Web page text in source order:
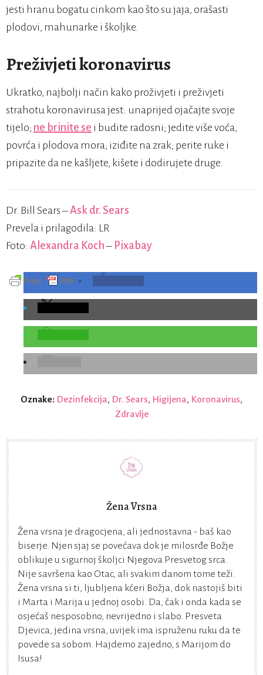
jesti hranu bogatu cinkom kao što su jaja, orašasti
plodovi, mahunarke i školjke.
Preživjeti koronavirus
Ukratko, najbolji način kako proživjeti i preživjeti
strahotu koronavirusa jest: unaprijed ojačajte svoje
tijelo; ne brinite se i budite radosni; jedite više voća,
povrća i plodova mora; iziđite na zrak; perite ruke i
pripazite da ne kašljete, kišete i dodirujete druge.
Dr. Bill Sears –Ask dr. Sears
Prevela i prilagodila: LR
Foto: Alexandra Koch– Pixabay
Oznake: Dezinfekcija, Dr. Sears, Higijena, Koronavirus,
Zdravlje
Žena Vrsna
Žena vrsna je dragocjena, ali jednostavna - baš kao
biserje. Njen sjaj se povećava dok je milosrđe Božje
oblikuje u sigurnoj školjci Njegova Presvetog srca.
Nije savršena kao Otac, ali svakim danom tome teži.
Žena vrsna si ti, ljubljena kćeri Božja, dok nastojiš biti
i Marta i Marija u jednoj osobi. Da, čak i onda kada se
osjećaš nesposobno, nevrijedno i slabo. Presveta
Djevica, jedina vrsna, uvijek ima ispruženu ruku da te
povede sa sobom. Hajdemo zajedno, s Marijom do
Isusa!